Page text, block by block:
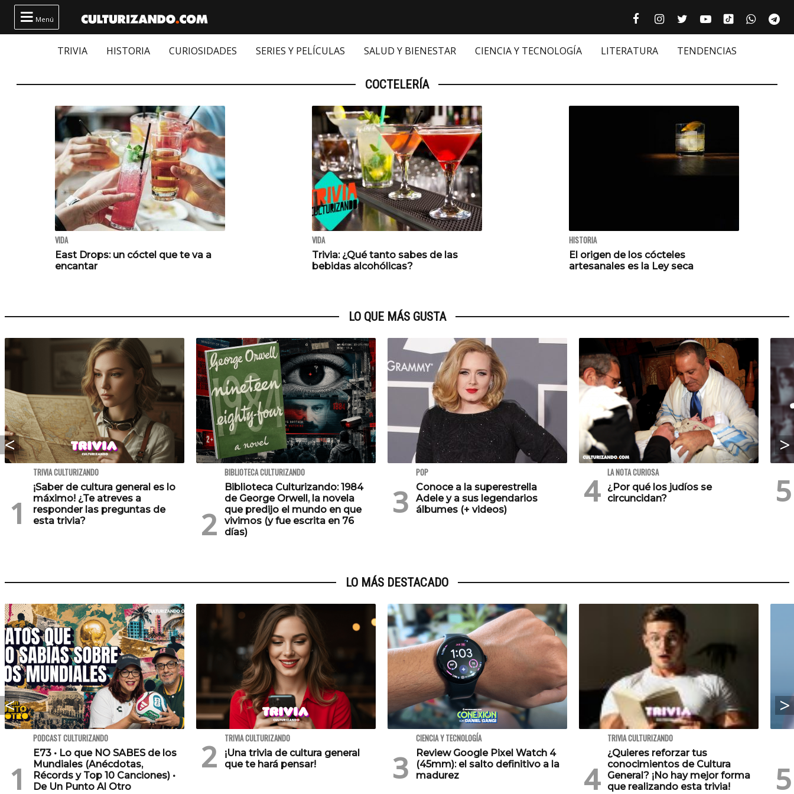
 Menú  Facebook culturizando.com |
 Instagram
 Twitter
 Youtube
Tiktok
 
TRIVIA HISTORIA CURIOSIDADES SERIES Y PELÍCULAS SALUD Y BIENESTAR CIENCIA Y TECNOLOGÍA LITERATURA TENDENCIAS
COCTELERÍA
VIDA
East Drops: un cóctel que te va a
encantar
VIDA
Trivia: ¿Qué tanto sabes de las
bebidas alcohólicas?
HISTORIA
El origen de los cócteles
artesanales es la Ley seca
LO QUE MÁS GUSTA
TRIVIA CULTURIZANDO
¡Saber de cultura general es lo
máximo! ¿Te atreves a
responder las preguntas de
esta trivia?
BIBLIOTECA CULTURIZANDO
Biblioteca Culturizando: 1984
de George Orwell, la novela
que predijo el mundo en que
vivimos (y fue escrita en 76
días)
POP
Conoce a la superestrella
Adele y a sus legendarios
álbumes (+ videos)
LA NOTA CURIOSA
¿Por qué los judíos se
circuncidan?
LO MÁS DESTACADO
PODCAST CULTURIZANDO
E73 • Lo que NO SABES de los
Mundiales (Anécdotas,
Récords y Top 10 Canciones) •
De Un Punto Al Otro
TRIVIA CULTURIZANDO
¡Una trivia de cultura general
que te hará pensar!
CIENCIA Y TECNOLOGÍA
Review Google Pixel Watch 4
(45mm): el salto definitivo a la
madurez
TRIVIA CULTURIZANDO
¿Quieres reforzar tus
conocimientos de Cultura
General? ¡No hay mejor forma
que realizando esta trivia!